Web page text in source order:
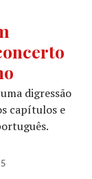
digressão
capítulos e